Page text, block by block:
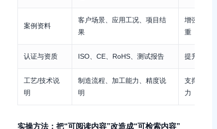
案例资料
客户场景、应用工况、项目结
果
增强可信
重
认证与资质 ISO、CE、RoHS、测试报告 提升AI对
工艺/技术说
明
制造流程、加工能力、精度说
明
支撑专业
力
实操方法：把“可阅读内容”改造成“可检索内容”